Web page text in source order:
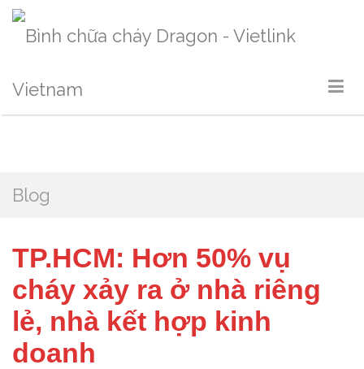
Blog
TP.HCM: Hơn 50% vụ
cháy xảy ra ở nhà riêng
lẻ, nhà kết hợp kinh
doanh